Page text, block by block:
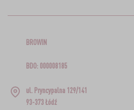
BROWIN
BDO: 000008185
ul. Pryncypalna 129/141
93-373 Łódź